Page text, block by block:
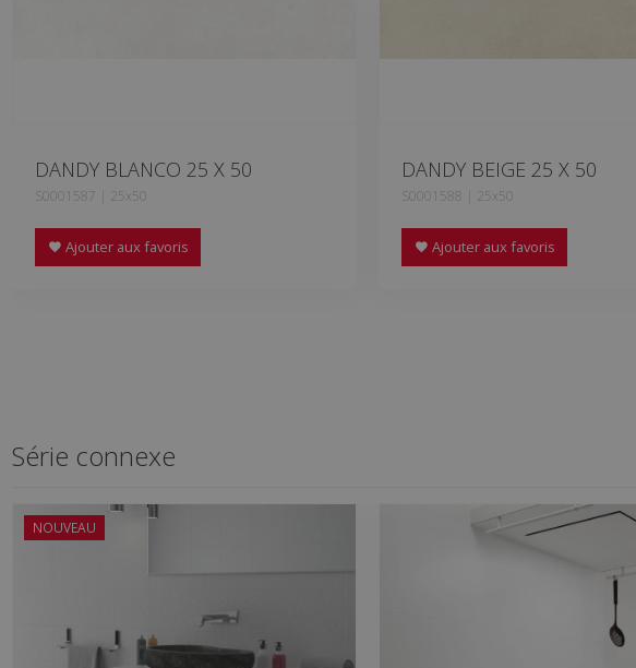
DANDY BLANCO 25 X 50
S0001587 | 25x50
Ajouter aux favoris
DANDY BEIGE 25 X 50
S0001588 | 25x50
Ajouter aux favoris
Série connexe
NOUVEAU